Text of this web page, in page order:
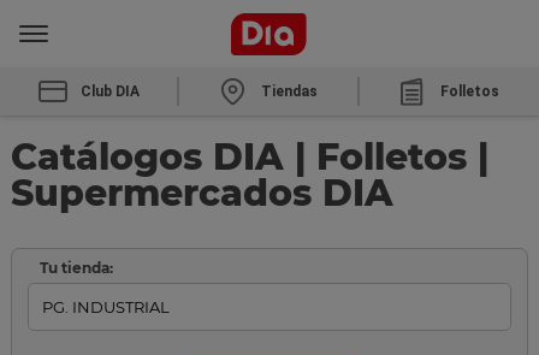
Club DIA Tiendas Folletos
Catálogos DIA | Folletos |
Supermercados DIA
Tu tienda: